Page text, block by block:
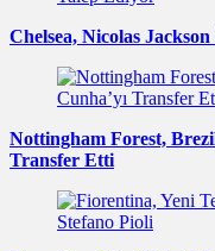
Chelsea, Nicolas
Nottingham Forest,
Transfer Etti